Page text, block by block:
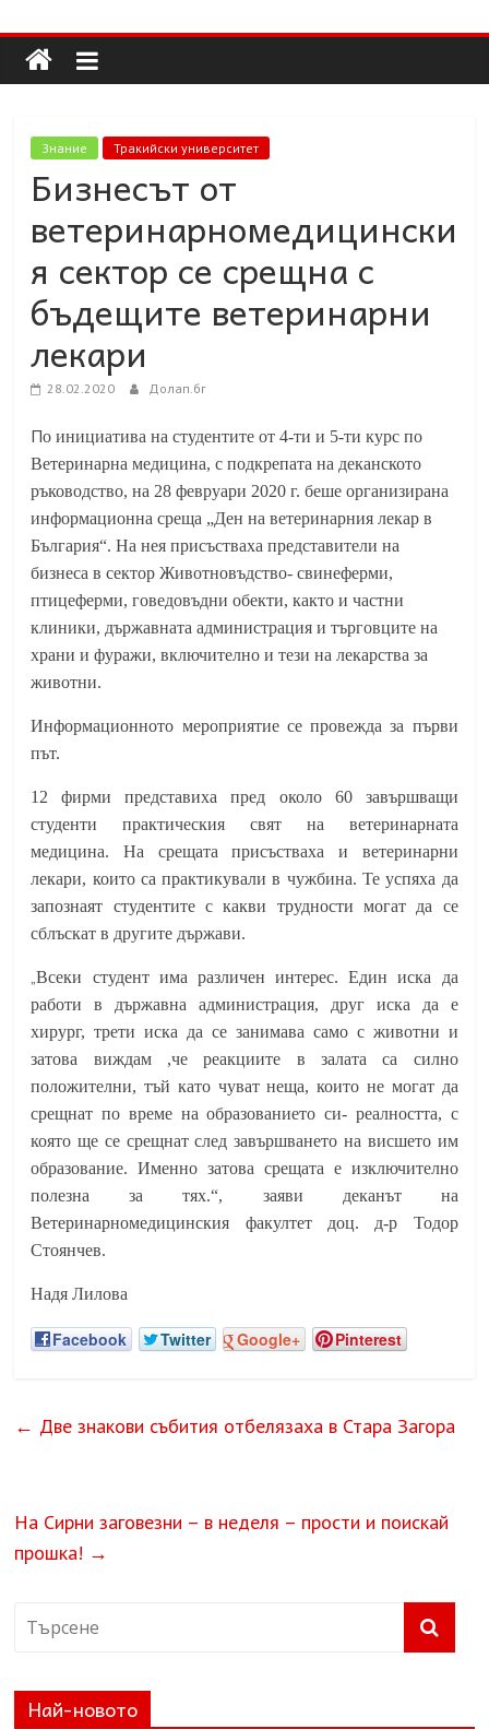
to
content
Долап
БГ
култура|
пътешествия|
мода|
събития|
кухня|
реклама|
минало|
Знание Тракийски университет
Бизнесът от
ветеринарномедицински
я сектор се срещна с
бъдещите ветеринарни
лекари
28.02.2020 Долап.бг
По инициатива на студентите от 4-ти и 5-ти курс по
Ветеринарна медицина, с подкрепата на деканското
ръководство, на 28 февруари 2020 г. беше организирана
информационна среща „Ден на ветеринарния лекар в
България“. На нея присъстваха представители на
бизнеса в сектор Животновъдство- свинеферми,
птицеферми, говедовъдни обекти, както и частни
клиники, държавната администрация и търговците на
храни и фуражи, включително и тези на лекарства за
животни.
Информационното мероприятие се провежда за първи
път.
12 фирми представиха пред около 60 завършващи
студенти практическия свят на ветеринарната
медицина. На срещата присъстваха и ветеринарни
лекари, които са практикували в чужбина. Те успяха да
запознаят студентите с какви трудности могат да се
сблъскат в другите държави.
„Всеки студент има различен интерес. Един иска да
работи в държавна администрация, друг иска да е
хирург, трети иска да се занимава само с животни и
затова виждам ,че реакциите в залата са силно
положителни, тъй като чуват неща, които не могат да
срещнат по време на образованието си- реалността, с
която ще се срещнат след завършването на висшето им
образование. Именно затова срещата е изключително
полезна за тях.“, заяви деканът на
Ветеринарномедицинския факултет доц. д-р Тодор
Стоянчев.
Надя Лилова
Facebook Twitter Google+ Pinterest
← Две знакови събития отбелязаха в Стара Загора
На Сирни заговезни – в неделя – прости и поискай
прошка! →
Най-новото